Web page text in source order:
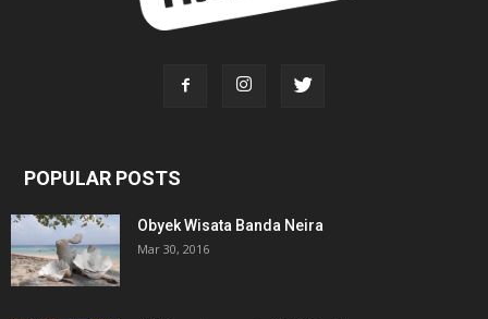
POPULAR POSTS
Obyek Wisata Banda Neira
Mar 30, 2016